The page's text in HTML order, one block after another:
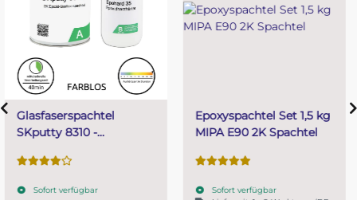
Epoxyspachtel Set 1,5 kg
MIPA E90 2K Spachtel
Sofort verfügbar
PUR (Resin) 4 Minuten
Gießharz SKresin 6804
Sofort verfügbar